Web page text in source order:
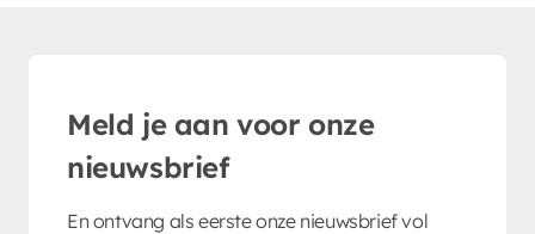
Meld je aan voor onze
nieuwsbrief
En ontvang als eerste onze nieuwsbrief vol